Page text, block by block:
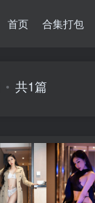
首页 合集打包
共1篇